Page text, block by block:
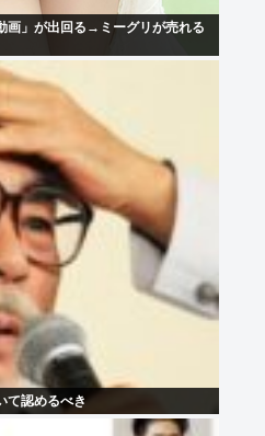
画」が出回る→ミーグリが売れる
て認めるべき